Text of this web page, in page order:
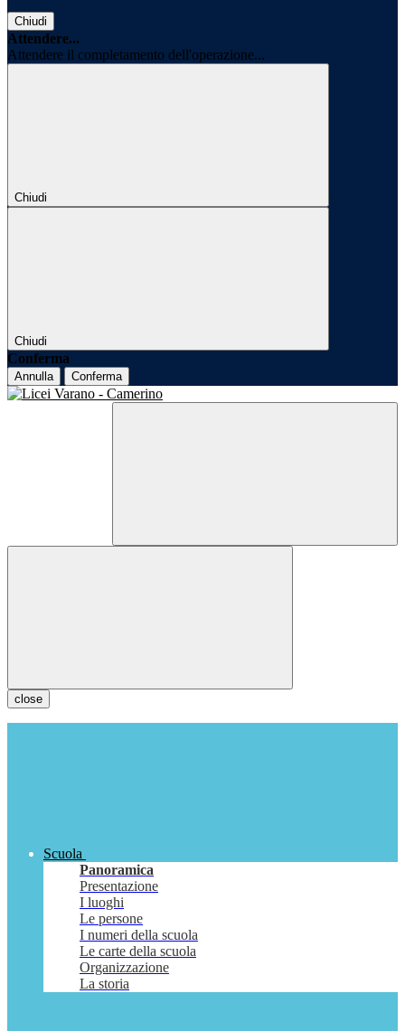
Chiudi
Attendere...
Attendere il completamento dell'operazione...
Chiudi
Chiudi
Conferma
Annulla Conferma
close
Scuola
Panoramica
Presentazione
I luoghi
Le persone
I numeri della scuola
Le carte della scuola
Organizzazione
La storia